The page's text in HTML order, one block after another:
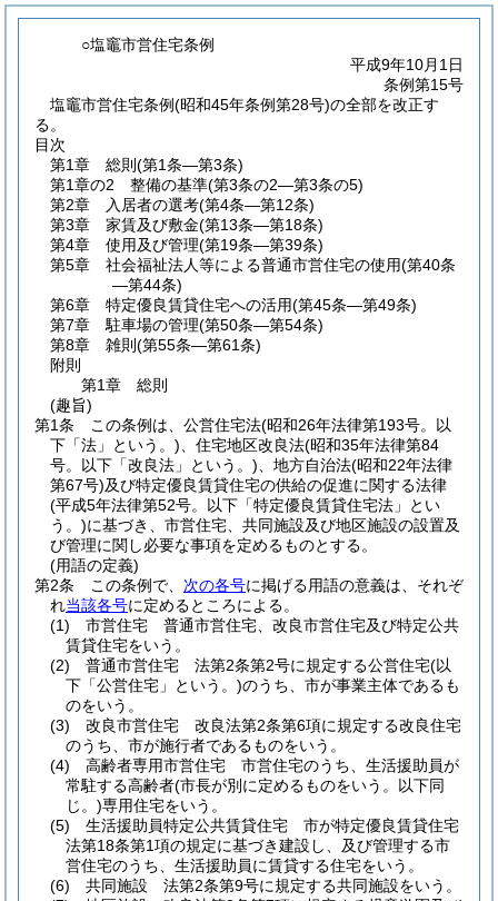
○塩竈市営住宅条例
平成9年10月1日
条例第15号
塩竈市営住宅条例(昭和45年条例第28号)の全部を改正す
る。
目次
第1章
総則 (第1条―第3条)
第1章の2
整備の基準(第3条の2―第3条の5)
第2章
入居者の選考(第4条―第12条)
第3章
家賃及び敷金(第13条―第18条)
第4章
使用及び管理(第19条―第39条)
第5章
社会福祉法人等による普通市営住宅の使用(第40条
―第44条)
第6章
特定優良賃貸住宅への活用(第45条―第49条)
第7章
駐車場の管理(第50条―第54条)
第8章
雑則 (第55条―第61条)
附則
第1章
総則
(趣旨)
第1条
この条例は、公営住宅法(昭和26年法律第193号。以
下「法」という。) 、住宅地区改良法(昭和35年法律第84
号。以下「改良法」という。) 、地方自治法(昭和22年法律
第67号)及び特定優良賃貸住宅の供給の促進に関する法律
(平成5年法律第52号。以下「特定優良賃貸住宅法」とい
う。)に基づき、市営住宅、共同施設及び地区施設の設置及
び管理に関し必要な事項を定めるものとする。
(用語の定義)
第2条
この条例で、 次の各号に掲げる用語の意義は、それぞ
れ当該各号に定めるところによる。
(1)
市営住宅 普通市営住宅、改良市営住宅及び特定公共
賃貸住宅をいう。
(2)
普通市営住宅 法第2条第2号に規定する公営住宅(以
下「公営住宅」という。)のうち、市が事業主体であるも
のをいう。
(3)
改良市営住宅 改良法第2条第6項に規定する改良住宅
のうち、市が施行者であるものをいう。
(4)
高齢者専用市営住宅 市営住宅のうち、生活援助員が
常駐する高齢者(市長が別に定めるものをいう。以下同
じ。)専用住宅をいう。
(5)
生活援助員特定公共賃貸住宅 市が特定優良賃貸住宅
法第18条第1項の規定に基づき建設し、及び管理する市
営住宅のうち、生活援助員に賃貸する住宅をいう。
(6)
共同施設 法第2条第9号に規定する共同施設をいう。